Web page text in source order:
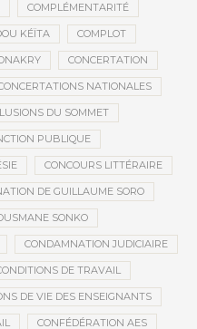
COMPLÉMENTARITÉ
KÉÏTA COMPLOT
CONCERTATION
NATIONALES
DU SOMMET
PUBLIQUE
CONCOURS LITTÉRAIRE
DE GUILLAUME SORO
SONKO
CONDAMNATION JUDICIAIRE
DE TRAVAIL
DE VIE DES ENSEIGNANTS
CONFÉDÉRATION AES